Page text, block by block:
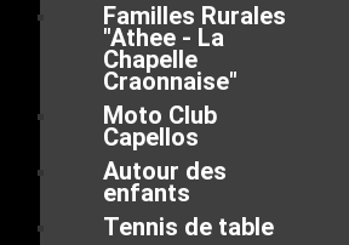
Familles Rurales
"Athee - La
Chapelle
Craonnaise"
Moto Club
Capellos
Autour des
enfants
Tennis de table